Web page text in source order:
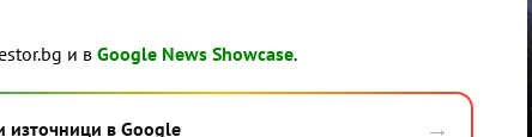
и в Google News Showcase.
източници в Google →